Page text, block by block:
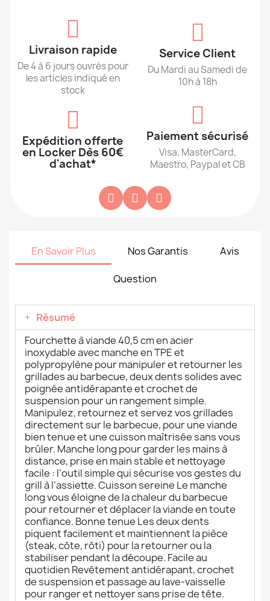
Livraison rapide
De 4 à 6 jours ouvrés pour
les articles indiqué en
stock
Expédition offerte
en Locker Dès 60€
d'achat*
Service Client
Du Mardi au Samedi de
10h à 18h
Paiement sécurisé
Visa, MasterCard,
Maestro, Paypal et CB
En Savoir Plus Nos Garantis Avis
Question
Résumé
Fourchette à viande 40,5 cm en acier
inoxydable avec manche en TPE et
polypropylène pour manipuler et retourner les
grillades au barbecue, deux dents solides avec
poignée antidérapante et crochet de
suspension pour un rangement simple.
Manipulez, retournez et servez vos grillades
directement sur le barbecue, pour une viande
bien tenue et une cuisson maîtrisée sans vous
brûler. Manche long pour garder les mains à
distance, prise en main stable et nettoyage
facile : l’outil simple qui sécurise vos gestes du
grill à l’assiette. Cuisson sereine Le manche
long vous éloigne de la chaleur du barbecue
pour retourner et déplacer la viande en toute
confiance. Bonne tenue Les deux dents
piquent facilement et maintiennent la pièce
(steak, côte, rôti) pour la retourner ou la
stabiliser pendant la découpe. Facile au
quotidien Revêtement antidérapant, crochet
de suspension et passage au lave-vaisselle
pour ranger et nettoyer sans prise de tête.